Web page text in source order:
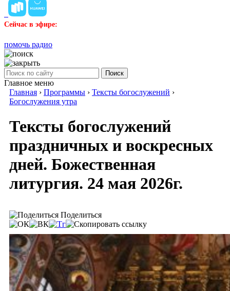
Сейчас в эфире:
помочь радио
Поиск
Главное меню
Главная › Программы › Тексты богослужений ›
Богослужения утра
Тексты богослужений
праздничных и воскресных
дней. Божественная
литургия. 24 мая 2026г.
Поделиться